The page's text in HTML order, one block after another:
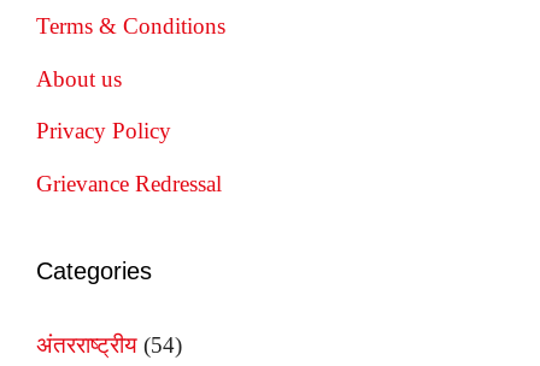
Terms & Conditions
About us
Privacy Policy
Grievance Redressal
Categories
अंतरराष्ट्रीय (54)